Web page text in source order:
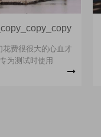
花费很很大的心血才
为测试时使用